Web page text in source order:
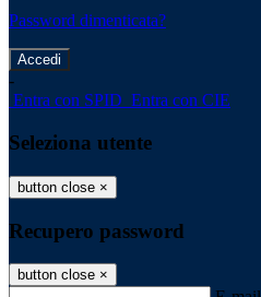
Password dimenticata?
-
Entra con SPID Entra con CIE
Seleziona utente
button close ×
Recupero password
button close ×